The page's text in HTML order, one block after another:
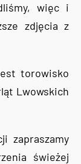
więc i
zdjęcia z
torowisko
Lwowskich
zapraszamy
świeżej